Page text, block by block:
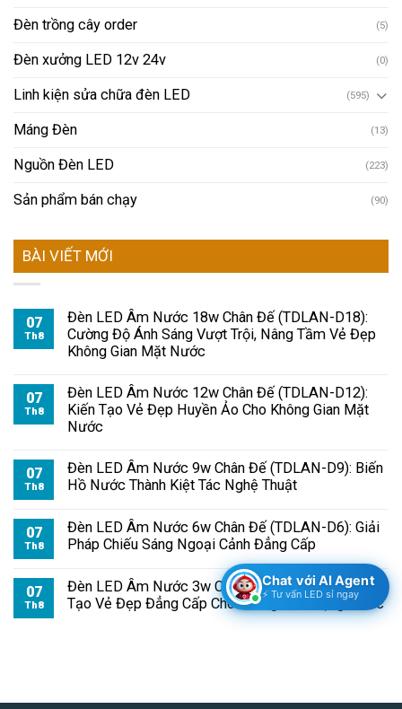
Đèn trồng cây order (5)
Đèn xưởng LED 12v 24v (0)
Linh kiện sửa chữa đèn LED (595)
Máng Đèn (13)
Nguồn Đèn LED (223)
Sản phẩm bán chạy (90)
BÀI VIẾT MỚI
07
Th8
Đèn LED Âm Nước 18w Chân Đế (TDLAN-D18):
Cường Độ Ánh Sáng Vượt Trội, Nâng Tầm Vẻ Đẹp
Không Gian Mặt Nước
07
Th8
Đèn LED Âm Nước 12w Chân Đế (TDLAN-D12):
Kiến Tạo Vẻ Đẹp Huyền Ảo Cho Không Gian Mặt
Nước
07
Th8
Đèn LED Âm Nước 9w Chân Đế (TDLAN-D9): Biến
Hồ Nước Thành Kiệt Tác Nghệ Thuật
07
Th8
Đèn LED Âm Nước 6w Chân Đế (TDLAN-D6): Giải
Pháp Chiếu Sáng Ngoại Cảnh Đẳng Cấp
07
Th8
Đèn LED Âm Nước 3w Chân Đế (TDLAN-D3): Kiến
Tạo Vẻ Đẹp Đẳng Cấp Cho Không Gian Vọng Nước
Chat với AI Agent
⚡ Tư vấn LED sỉ ngay